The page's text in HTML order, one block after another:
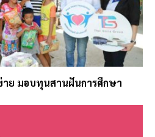
าย มอบทุนสานฝันการศึกษา